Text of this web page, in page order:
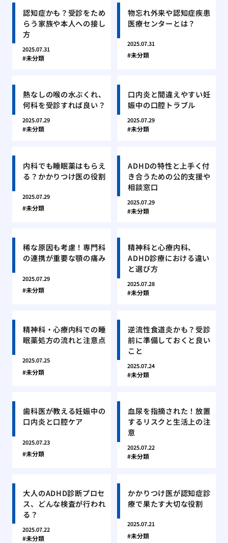
認知症かも？受診をため
らう家族や本人への接し
方
2025.07.31
未分類
物忘れ外来や認知症疾患
医療センターとは？
2025.07.31
未分類
熱なしの喉の水ぶくれ、
何科を受診すれば良い？
2025.07.29
未分類
口内炎と間違えやすい妊
娠中の口腔トラブル
2025.07.29
未分類
内科でも睡眠薬はもらえ
る？かかりつけ医の役割
2025.07.29
未分類
ADHDの特性と上手く付
き合うための公的支援や
相談窓口
2025.07.29
未分類
稀な原因も考慮！専門科
の連携が重要な顎の痛み
2025.07.29
未分類
精神科と心療内科、
ADHD診療における違い
と選び方
2025.07.28
未分類
精神科・心療内科での睡
眠薬処方の流れと注意点
2025.07.25
未分類
逆流性食道炎かも？受診
前に準備しておくと良い
こと
2025.07.24
未分類
歯科医が教える妊娠中の
口内炎と口腔ケア
2025.07.23
未分類
血尿を指摘された！放置
するリスクと生活上の注
意
2025.07.22
未分類
大人のADHD診断プロセ
ス、どんな検査が行われ
る？
2025.07.22
未分類
かかりつけ医が認知症診
療で果たす大切な役割
2025.07.21
未分類